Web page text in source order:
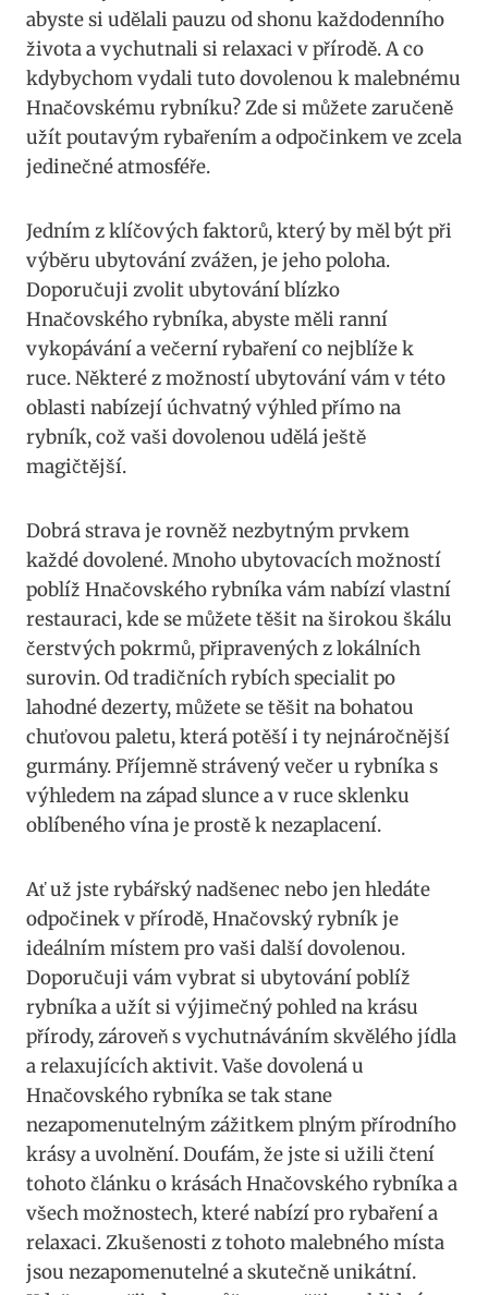
abyste si udělali pauzu od shonu každodenního
života a vychutnali si relaxaci v přírodě. A co
kdybychom vydali tuto dovolenou k malebnému
Hnačovskému rybníku? Zde si můžete zaručeně
užít poutavým rybařením a odpočinkem ve zcela
jedinečné atmosféře.
Jedním z klíčových faktorů, který by měl být při
výběru ubytování zvážen, je jeho poloha.
Doporučuji zvolit ubytování blízko
Hnačovského rybníka, abyste měli ranní
vykopávání a večerní rybaření co nejblíže k
ruce. Některé z možností ubytování vám v této
oblasti nabízejí úchvatný výhled přímo na
rybník, což vaši dovolenou udělá ještě
magičtější.
Dobrá strava je rovněž nezbytným prvkem
každé dovolené. Mnoho ubytovacích možností
poblíž Hnačovského rybníka vám nabízí vlastní
restauraci, kde se můžete těšit na širokou škálu
čerstvých pokrmů, připravených z lokálních
surovin. Od tradičních rybích specialit po
lahodné dezerty, můžete se těšit na bohatou
chuťovou paletu, která potěší i ty nejnáročnější
gurmány. Příjemně strávený večer u rybníka s
výhledem na západ slunce a v ruce sklenku
oblíbeného vína je prostě k nezaplacení.
Ať už jste rybářský nadšenec nebo jen hledáte
odpočinek v přírodě, Hnačovský rybník je
ideálním místem pro vaši další dovolenou.
Doporučuji vám vybrat si ubytování poblíž
rybníka a užít si výjimečný pohled na krásu
přírody, zároveň s vychutnáváním skvělého jídla
a relaxujících aktivit. Vaše dovolená u
Hnačovského rybníka se tak stane
nezapomenutelným zážitkem plným přírodního
krásy a uvolnění. Doufám, že jste si užili čtení
tohoto článku o krásách Hnačovského rybníka a
všech možnostech, které nabízí pro rybaření a
relaxaci. Zkušenosti z tohoto malebného místa
jsou nezapomenutelné a skutečně unikátní.